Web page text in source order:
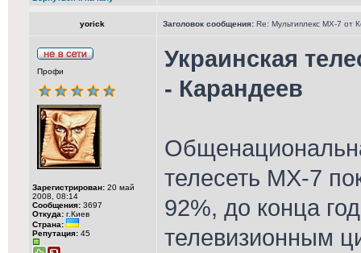
yorick Заголовок сообщения: Re: Мультиплекс МХ-7 от
Профи
Зарегистрирован: 20 май
2008, 08:14
Сообщения: 3697
Откуда: г.Киев
Страна:
Репутация: 45
Украинская
- Карандеев
телесеть MX-7
92%, до конца
телевизионным